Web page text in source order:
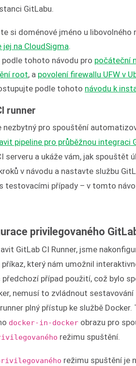
GitLabu.
si doménové jméno u
jej na CloudSigma
tohoto návodu pro počáteční
root, a povolení firewallu UFW v
podle tohoto návodu k
runner
nezbytný pro spouštění
pipeline pro průběžnou integraci
serveru a ukáže vám, jak spouštět
v návodu a nastavte službu
s testovacími případy – v tomto
privilegovaného
GitLab CI Runner, jsme
příkaz, který nám umožnil
případ použití, což bylo
nemusí to zvládnout
plný přístup ke službě
docker-in-docker obrazu pro
režimu spuštění.
režimu spuštění je